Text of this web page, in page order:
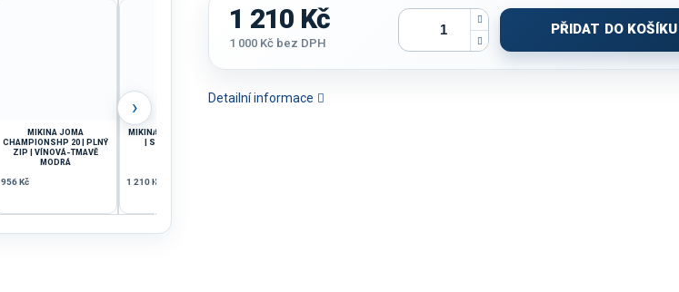
MIKINA JOMA
CHAMPIONSHP 20 | PLNÝ
ZIP | VÍNOVÁ-TMAVĚ
MODRÁ
956 Kč
MIKINA JOMA OLIMPIADA
| S KAPUCÍ | ŠEDÁ
1 210 Kč
› Detailní informace
1 210 Kč
1 000 Kč bez DPH
PŘIDAT DO KOŠÍKU